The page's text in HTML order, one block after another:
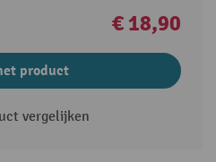
€ 18,90
product
vergelijken